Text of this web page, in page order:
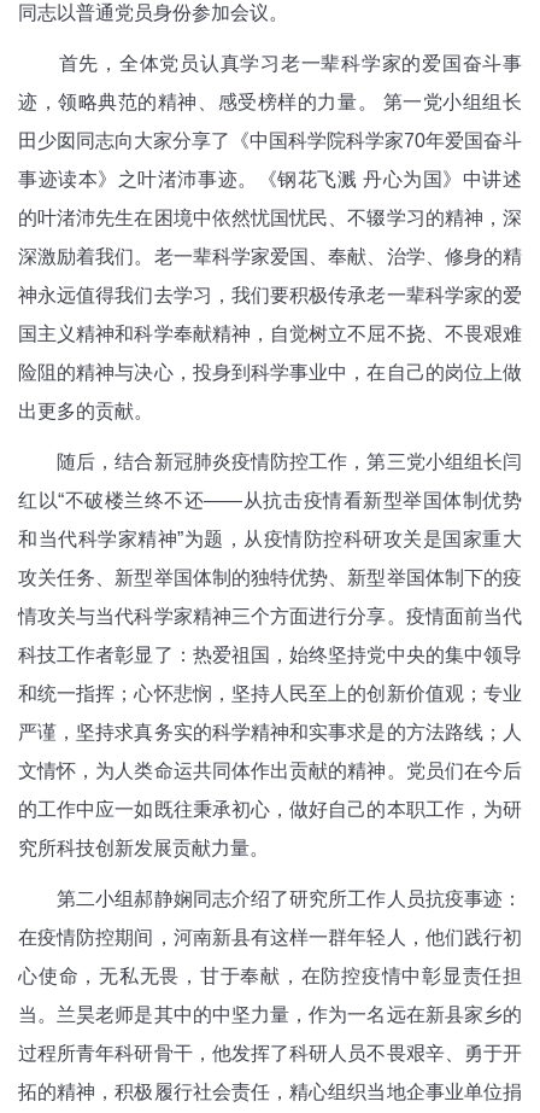
同志以普通党员身份参加会议。
首先，全体党员认真学习老一辈科学家的爱国奋斗事
迹，领略典范的精神、感受榜样的力量。 第一党小组组长
田少囡同志向大家分享了《中国科学院科学家70年爱国奋斗
事迹读本》之叶渚沛事迹。《钢花飞溅 丹心为国》中讲述
的叶渚沛先生在困境中依然忧国忧民、不辍学习的精神，深
深激励着我们。老一辈科学家爱国、奉献、治学、修身的精
神永远值得我们去学习，我们要积极传承老一辈科学家的爱
国主义精神和科学奉献精神，自觉树立不屈不挠、不畏艰难
险阻的精神与决心，投身到科学事业中，在自己的岗位上做
出更多的贡献。
随后，结合新冠肺炎疫情防控工作，第三党小组组长闫
红以“不破楼兰终不还——从抗击疫情看新型举国体制优势
和当代科学家精神”为题，从疫情防控科研攻关是国家重大
攻关任务、新型举国体制的独特优势、新型举国体制下的疫
情攻关与当代科学家精神三个方面进行分享。疫情面前当代
科技工作者彰显了：热爱祖国，始终坚持党中央的集中领导
和统一指挥；心怀悲悯，坚持人民至上的创新价值观；专业
严谨，坚持求真务实的科学精神和实事求是的方法路线；人
文情怀，为人类命运共同体作出贡献的精神。党员们在今后
的工作中应一如既往秉承初心，做好自己的本职工作，为研
究所科技创新发展贡献力量。
第二小组郝静娴同志介绍了研究所工作人员抗疫事迹：
在疫情防控期间，河南新县有这样一群年轻人，他们践行初
心使命，无私无畏，甘于奉献，在防控疫情中彰显责任担
当。兰昊老师是其中的中坚力量，作为一名远在新县家乡的
过程所青年科研骨干，他发挥了科研人员不畏艰辛、勇于开
拓的精神，积极履行社会责任，精心组织当地企事业单位捐